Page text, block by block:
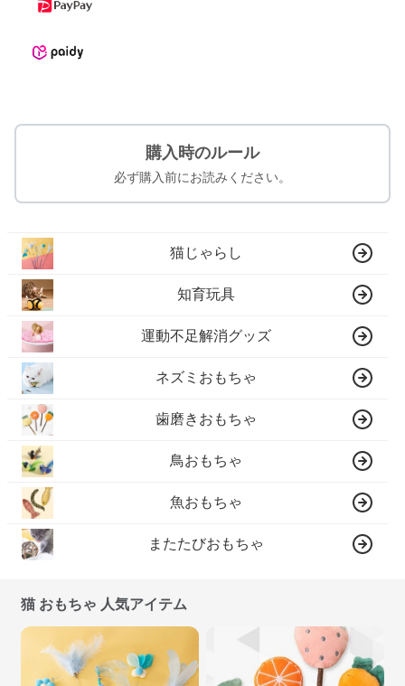
購入時のルール
必ず購入前にお読みください。
猫じゃらし
知育玩具
運動不足解消グッズ
ネズミおもちゃ
歯磨きおもちゃ
鳥おもちゃ
魚おもちゃ
またたびおもちゃ
猫 おもちゃ 人気アイテム